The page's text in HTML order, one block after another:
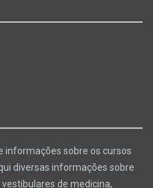
informações sobre os cursos
diversas informações sobre
de medicina,